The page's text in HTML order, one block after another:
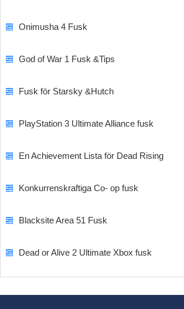
Onimusha 4 Fusk
God of War 1 Fusk &Tips
Fusk för Starsky &Hutch
PlayStation 3 Ultimate Alliance fusk
En Achievement Lista för Dead Rising
Konkurrenskraftiga Co- op fusk
Blacksite Area 51 Fusk
Dead or Alive 2 Ultimate Xbox fusk